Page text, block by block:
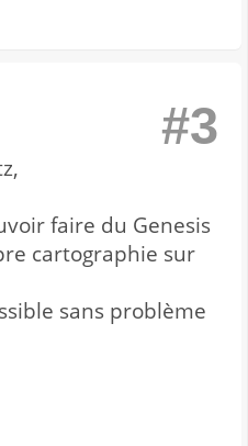
#3
faire du Genesis
cartographie sur
sans problème